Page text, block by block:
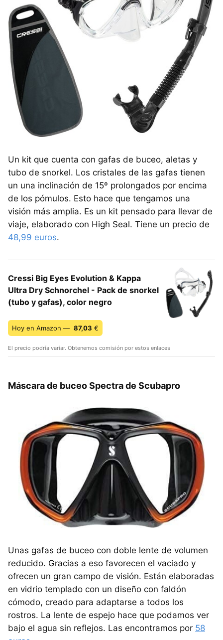
Un kit que cuenta con gafas de buceo, aletas y
tubo de snorkel. Los cristales de las gafas tienen
un una inclinación de 15º prolongados por encima
de los pómulos. Esto hace que tengamos una
visión más amplia. Es un kit pensado para llevar de
viaje, elaborado con High Seal. Tiene un precio de
48,99 euros.
Cressi Big Eyes Evolution & Kappa
Ultra Dry Schnorchel - Pack de snorkel
(tubo y gafas), color negro
Hoy en Amazon — 87,03 €
El precio podría variar. Obtenemos comisión por estos enlaces
Máscara de buceo Spectra de Scubapro
Unas gafas de buceo con doble lente de volumen
reducido. Gracias a eso favorecen el vaciado y
ofrecen un gran campo de visión. Están elaboradas
en vidrio templado con un diseño con faldón
cómodo, creado para adaptarse a todos los
rostros. La lente de espejo hace que podamos ver
bajo el agua sin reflejos. Las encontramos por 58